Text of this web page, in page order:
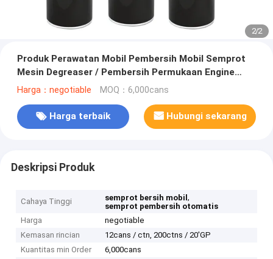
2/2
Produk Perawatan Mobil Pembersih Mobil Semprot
Mesin Degreaser / Pembersih Permukaan Engine
Semprot 500ml
Harga：negotiable MOQ：6,000cans
Harga terbaik Hubungi sekarang
Deskripsi Produk
Cahaya Tinggi semprot bersih mobil,
semprot pembersih otomatis
Harga
negotiable
Kemasan rincian
12cans / ctn, 200ctns / 20'GP
Kuantitas min Order
6,000cans